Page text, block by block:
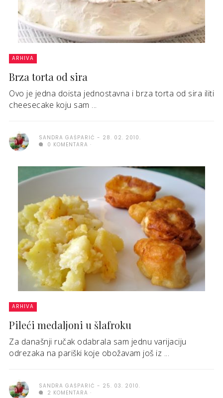
ARHIVA
Brza torta od sira
Ovo je jedna doista jednostavna i brza torta od sira iliti
cheesecake koju sam ...
SANDRA GAŠPARIĆ
28. 02. 2010.
0 KOMENTARA
ARHIVA
Pileći medaljoni u šlafroku
Za današnji ručak odabrala sam jednu varijaciju
odrezaka na pariški koje obožavam još iz ...
SANDRA GAŠPARIĆ
25. 03. 2010.
2 KOMENTARA